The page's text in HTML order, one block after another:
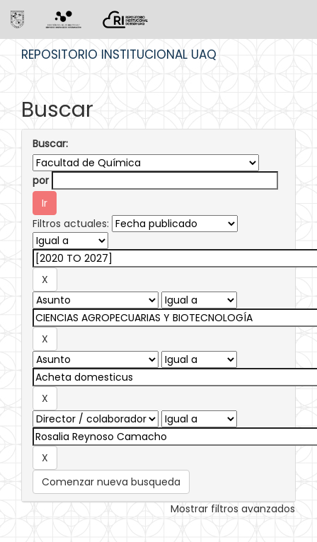
REPOSITORIO INSTITUCIONAL UAQ
Buscar
Buscar:
por
Filtros actuales:
Comenzar nueva busqueda
Mostrar filtros avanzados